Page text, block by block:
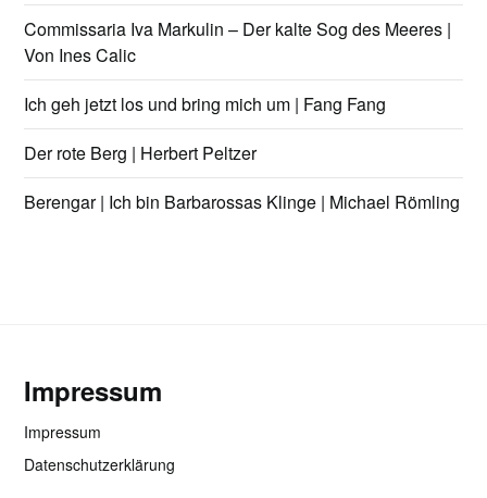
Commissaria Iva Markulin – Der kalte Sog des Meeres |
Von Ines Calic
Ich geh jetzt los und bring mich um | Fang Fang
Der rote Berg | Herbert Peltzer
Berengar | Ich bin Barbarossas Klinge | Michael Römling
Impressum
Impressum
Datenschutzerklärung